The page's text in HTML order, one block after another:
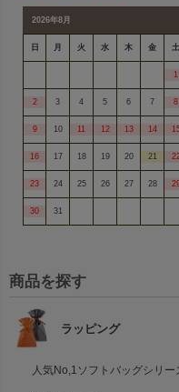
2026年8月
日 月 火 水 木 金 土
1
2 3 4 5 6 7 8
9 10 11 12 13 14
16 17 18 19 20 21
23 24 25 26 27 28
30 31
商品を探す
ラッピング
人気No,1ソフトバッグシリー